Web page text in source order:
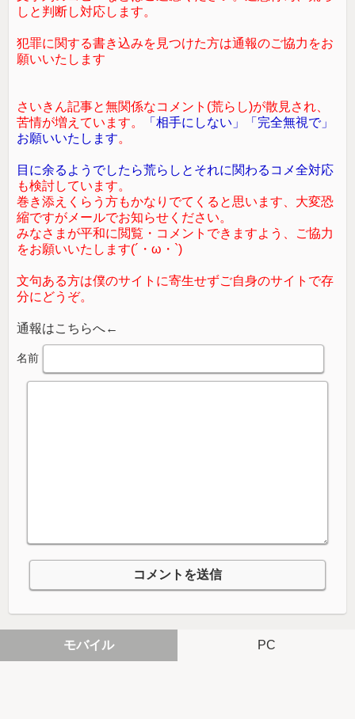
しと判断し対応します。
犯罪に関する書き込みを見つけた方は通報のご協力をお
願いいたします
さいきん記事と無関係なコメント(荒らし)が散見され、
苦情が増えています。
「相手にしない」「完全無視で」
お願いいたします。
目に余るようでしたら荒らしとそれに関わるコメ全対応
も検討しています。
巻き添えくらう方もかなりでてくると思います、大変恐
縮ですがメールでお知らせください。
みなさまが平和に閲覧・コメントできますよう、ご協力
をお願いいたします(´・ω・`)
文句ある方は僕のサイトに寄生せずご自身のサイトで存
分にどうぞ。
通報はこちらへ←
名前
モバイル PC